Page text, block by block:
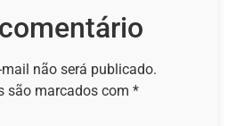
mail não será publicado.
são marcados com *